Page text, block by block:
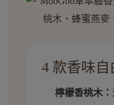
4 款香味自
檸檬香桃木：